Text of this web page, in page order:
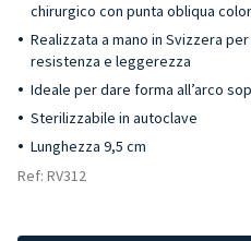
chirurgico con punta obliqua
Realizzata a mano in Svizzera
resistenza e leggerezza
Ideale per dare forma all’arco
Sterilizzabile in autoclave
Lunghezza 9,5 cm
Ref: RV312